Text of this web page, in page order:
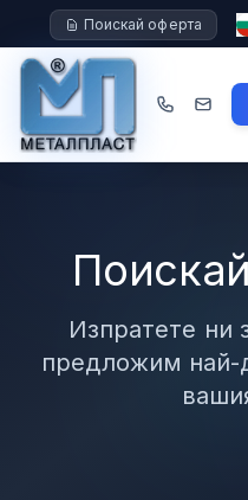
Поискай оферта
Изпратете ни
предложим най-